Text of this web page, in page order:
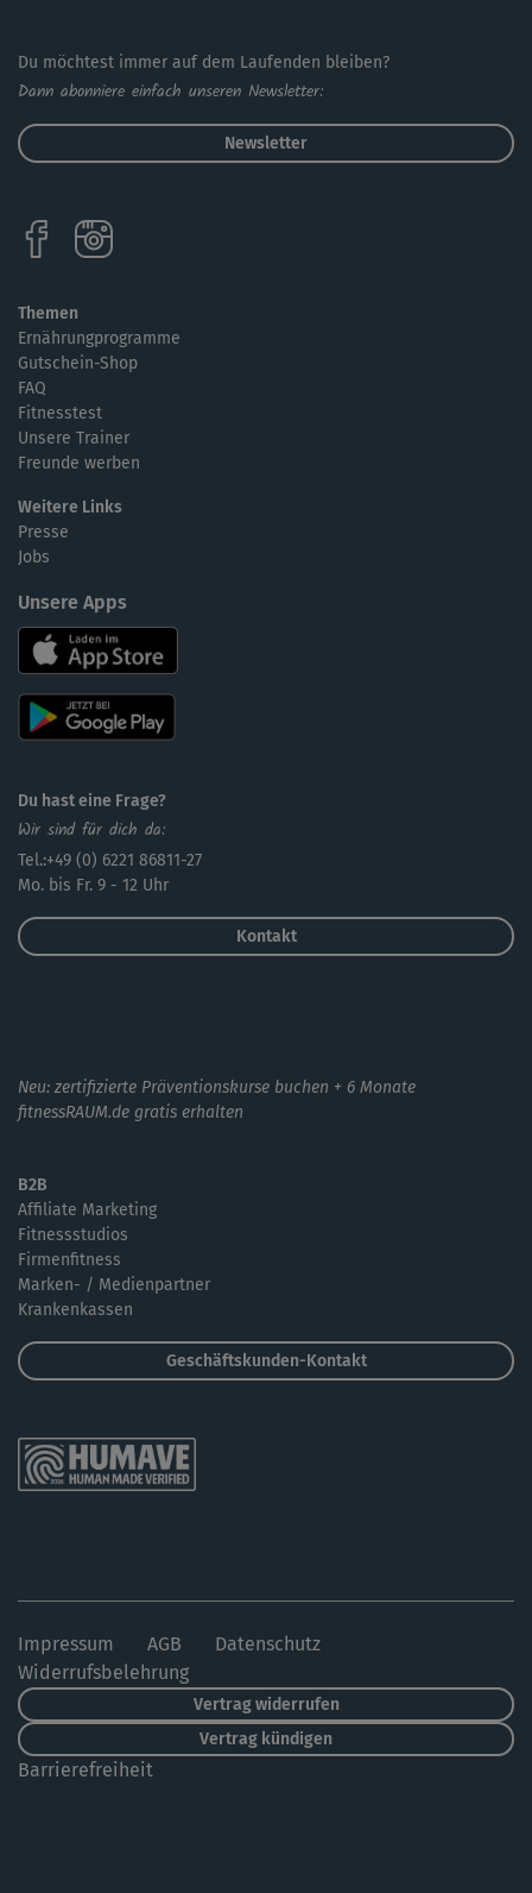
Du möchtest immer auf dem Laufenden bleiben?
Dann abonniere einfach unseren Newsletter:
Newsletter
Themen
Ernährungprogramme
Gutschein-Shop
FAQ
Fitnesstest
Unsere Trainer
Freunde werben
Weitere Links
Presse
Jobs
Unsere Apps
Du hast eine Frage?
Wir sind für dich da:
Tel.:+49 (0) 6221 86811-27
Mo. bis Fr. 9 - 12 Uhr
Kontakt
Neu: zertifizierte Präventionskurse buchen + 6 Monate
fitnessRAUM.de gratis erhalten
B2B
Affiliate Marketing
Fitnessstudios
Firmenfitness
Marken- / Medienpartner
Krankenkassen
Geschäftskunden-Kontakt
Impressum AGB
Datenschutz
Widerrufsbelehrung
Vertrag widerrufen
Vertrag kündigen
Barrierefreiheit